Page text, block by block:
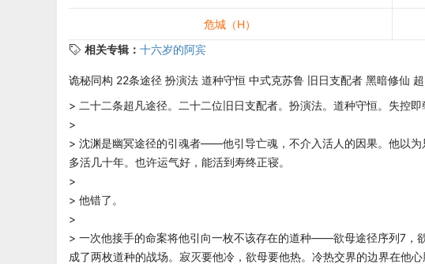
危城（H）
相关专辑： 十六岁的阿宾
诡秘同构 22条途径 扮演法 道种守恒 中式克苏鲁 旧日支配者 黑暗修仙
> 二十二条超凡途径。二十二位旧日支配者。扮演法。道种守恒。失控即
>
> 沈渊是幽冥途径的引魂者——他引导亡魂，不介入活人的因果。他以
多活几十年。也许运气好，能活到寿终正寝。
>
> 他错了。
>
> 一次他接手的命案将他引向一枚不该存在的道种——欲母途径序列7，
成了两枚道种的战场。寂灭要他冷，欲母要他热。冷热交界的边界在他